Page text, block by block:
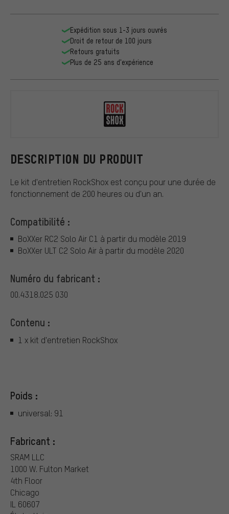
DESCRIPTION DU PRODUIT
Le kit d'entretien RockShox est conçu pour une durée de
fonctionnement de 200 heures ou d'un an.
Compatibilité :
BoXXer RC2 Solo Air C1 à partir du modèle 2019
BoXXer ULT C2 Solo Air à partir du modèle 2020
Numéro du fabricant :
00.4318.025 030
Contenu :
1 x kit d'entretien RockShox
Poids :
universal: 91
Fabricant :
SRAM LLC
1000 W. Fulton Market
4th Floor
Chicago
IL 60607
Expédition sous 1-3 jours ouvrés
Droit de retour de 100 jours
Retours gratuits
Plus de 25 ans d'expérience